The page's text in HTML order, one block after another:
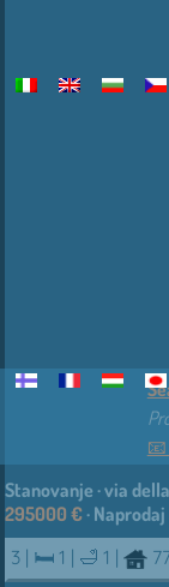
📧
Stanovanje · via
295000 €· Naprodaj
3 | 🛏 1 | 🛁 1 |